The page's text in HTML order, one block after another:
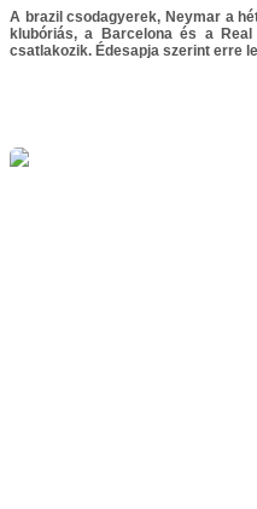
A brazil csodagyerek, Neymar a
klubóriás, a Barcelona és a
csatlakozik. Édesapja szerint erre